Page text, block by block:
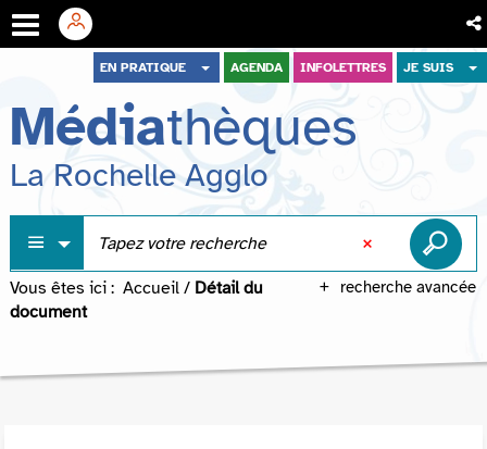
menu
contenu
recherche
EN PRATIQUE AGENDA INFOLETTRES JE SUIS
Médiathèques
La Rochelle Agglo
recherche avancée
Vous êtes ici : Accueil / Détail du
document